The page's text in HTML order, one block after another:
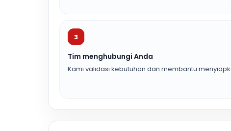
3
Tim menghubungi Anda
Kami validasi kebutuhan dan membantu